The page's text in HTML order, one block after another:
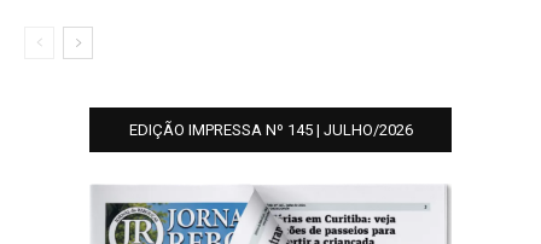
EDIÇÃO IMPRESSA Nº 145 | JULHO/2026